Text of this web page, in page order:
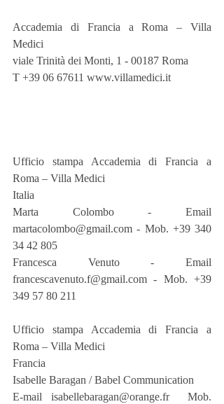
Accademia di Francia a Roma – Villa
Medici
viale Trinità dei Monti, 1 - 00187 Roma
T +39 06 67611 www.villamedici.it
Ufficio stampa Accademia di Francia a
Roma – Villa Medici
Italia
Marta Colombo - Email
martacolombo@gmail.com - Mob. +39 340
34 42 805
Francesca Venuto - Email
francescavenuto.f@gmail.com - Mob. +39
349 57 80 211
Ufficio stampa Accademia di Francia a
Roma – Villa Medici
Francia
Isabelle Baragan / Babel Communication
E-mail isabellebaragan@orange.fr  Mob.